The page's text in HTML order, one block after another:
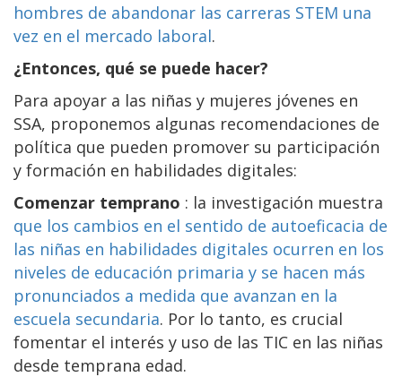
hombres de abandonar las carreras STEM una
vez en el mercado laboral.
¿Entonces, qué se puede hacer?
Para apoyar a las niñas y mujeres jóvenes en
SSA, proponemos algunas recomendaciones de
política que pueden promover su participación
y formación en habilidades digitales:
Comenzar temprano : la investigación muestra
que los cambios en el sentido de autoeficacia de
las niñas en habilidades digitales ocurren en los
niveles de educación primaria y se hacen más
pronunciados a medida que avanzan en la
escuela secundaria. Por lo tanto, es crucial
fomentar el interés y uso de las TIC en las niñas
desde temprana edad.